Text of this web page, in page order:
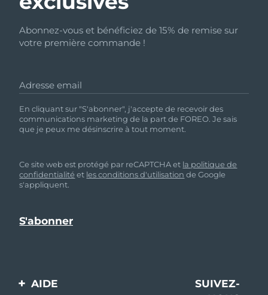
Abonnez-vous et bénéficiez de 15% de remise sur
votre première commande !
Adresse email
En cliquant sur "S'abonner", j'accepte de recevoir des
communications marketing de la part de FOREO. Je sais
que je peux me désinscrire à tout moment.
Ce site web est protégé par reCAPTCHA et la politique de
confidentialité et les conditions d'utilisation de Google
s'appliquent.
AIDE
SUIVEZ-